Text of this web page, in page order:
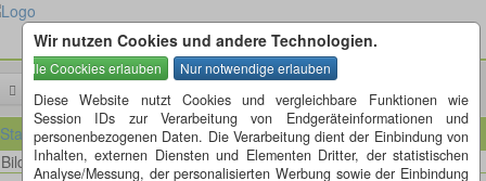
Wir nutzen Cookies und andere Technologien.
Diese Website nutzt Cookies und vergleichbare Funktionen wie
Session IDs zur Verarbeitung von Endgeräteinformationen und
personenbezogenen Daten. Die Verarbeitung dient der Einbindung von
Inhalten, externen Diensten und Elementen Dritter, der statistischen
Analyse/Messung, der personalisierten Werbung sowie der Einbindung
Startseite
Bild 42 von 335Bilder